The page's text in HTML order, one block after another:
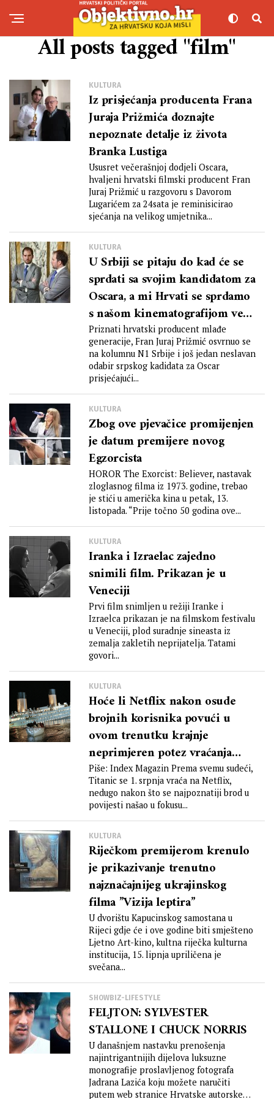
All posts tagged "film"
KULTURA
Iz prisjećanja producenta Frana
Juraja Prižmića doznajte
nepoznate detalje iz života
Branka Lustiga
Ususret večerašnjoj dodjeli Oscara,
hvaljeni hrvatski filmski producent Fran
Juraj Prižmić u razgovoru s Davorom
Lugarićem za 24sata je reminisicirao
sjećanja na velikog umjetnika...
KULTURA
U Srbiji se pitaju do kad će se
sprdati sa svojim kandidatom za
Oscara, a mi Hrvati se sprdamo
s našom kinematografijom već
desetljećima i nikome ništa
Priznati hrvatski producent mlađe
generacije, Fran Juraj Prižmić osvrnuo se
na kolumnu N1 Srbije i još jedan neslavan
odabir srpskog kadidata za Oscar
prisjećajući...
KULTURA
Zbog ove pjevačice promijenjen
je datum premijere novog
Egzorcista
HOROR The Exorcist: Believer, nastavak
zloglasnog filma iz 1973. godine, trebao
je stići u američka kina u petak, 13.
listopada. “Prije točno 50 godina ove...
KULTURA
Iranka i Izraelac zajedno
snimili film. Prikazan je u
Veneciji
Prvi film snimljen u režiji Iranke i
Izraelca prikazan je na filmskom festivalu
u Veneciji, plod suradnje sineasta iz
zemalja zakletih neprijatelja. Tatami
govori...
KULTURA
Hoće li Netflix nakon osude
brojnih korisnika povući u
ovom trenutku krajnje
neprimjeren potez vraćanja
Titanica na svoju platformu?!
Piše: Index Magazin Prema svemu sudeći,
Titanic se 1. srpnja vraća na Netflix,
nedugo nakon što se najpoznatiji brod u
povijesti našao u fokusu...
KULTURA
Riječkom premijerom krenulo
je prikazivanje trenutno
najznačajnijeg ukrajinskog
filma ”Vizija leptira”
U dvorištu Kapucinskog samostana u
Rijeci gdje će i ove godine biti smješteno
Ljetno Art-kino, kultna riječka kulturna
institucija, 15. lipnja upriličena je
svečana...
SHOWBIZ-LIFESTYLE
FELJTON: SYLVESTER
STALLONE I CHUCK NORRIS
U današnjem nastavku prenošenja
najintrigantnijih dijelova luksuzne
monografije proslavljenog fotografa
Jadrana Lazića koju možete naručiti
putem web stranice Hrvatske autorske